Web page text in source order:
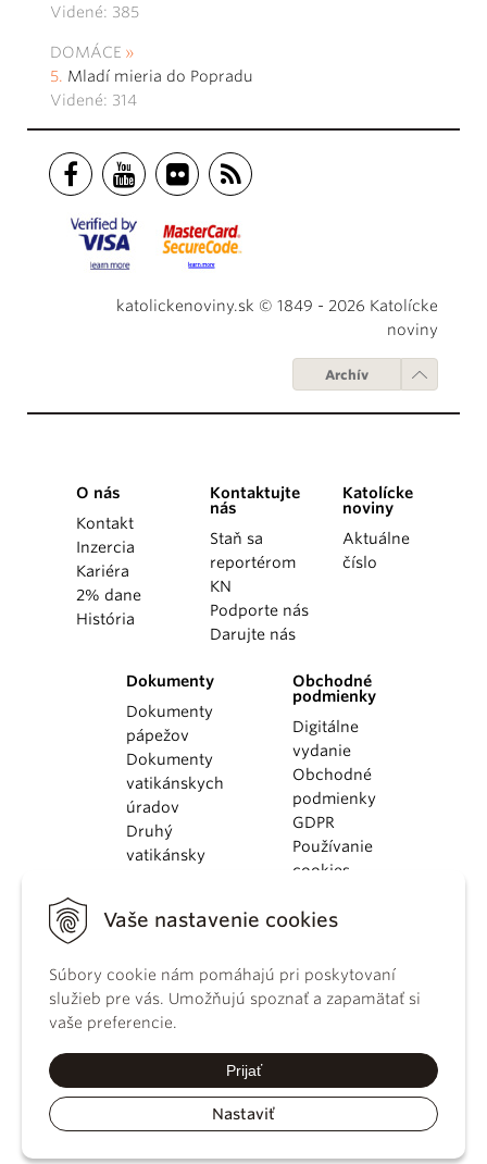
Vaše nastavenie cookies
Súbory cookie nám pomáhajú pri poskytovaní
služieb pre vás. Umožňujú spoznať a zapamätať si
vaše preferencie.
Prijať
Nastaviť
Videné: 385
DOMÁCE
Mladí mieria do Popradu
Videné: 314
katolickenoviny.sk © 1849 - 2026 Katolícke
noviny
Archív
O nás
Kontakt
Inzercia
Kariéra
2% dane
História
Kontaktujte
nás
Staň sa
reportérom
KN
Podporte nás
Darujte nás
Katolícke
noviny
Aktuálne
číslo
Dokumenty
Dokumenty
pápežov
Dokumenty
vatikánskych
úradov
Druhý
vatikánsky
KBS
kánonického
práva
Katechizmus
Obchodné
podmienky
Digitálne
vydanie
Obchodné
podmienky
GDPR
Používanie
cookies